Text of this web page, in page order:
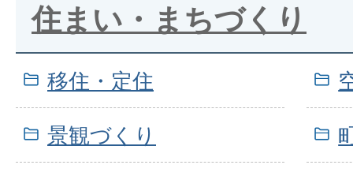
住まい・まちづくり
移住・定住
景観づくり